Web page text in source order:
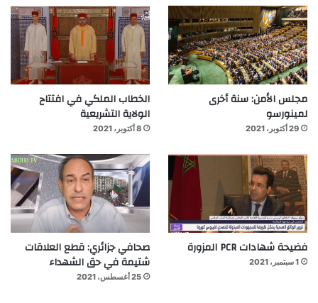
مجلس الأمن: سنة أخرى
لمينورسو
29 أكتوبر، 2021
الخطاب الملكي في افتتاح
الولاية التشريعية
8 أكتوبر، 2021
فضيحة شهادات PCR المزورة
1 سبتمبر، 2021
صحافي جزائري: قطع العلاقات
شتيمة في حق الشهداء
25 أغسطس، 2021